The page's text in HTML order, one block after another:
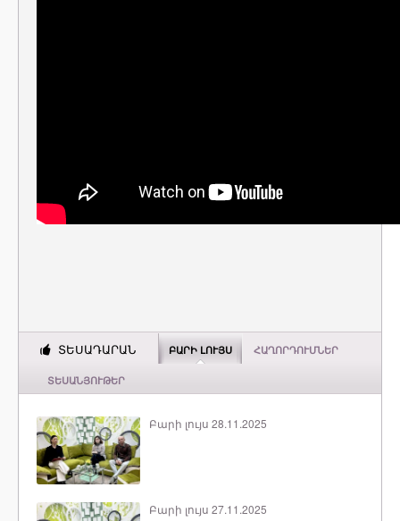
ՏԵՍԱԴԱՐԱՆ ԲԱՐԻ ԼՈՒՅՍ ՀԱՂՈՐԴՈՒՄՆԵՐ
ՏԵՍԱՆՅՈՒԹԵՐ
Բարի լույս 28.11.2025
Բարի լույս 27.11.2025